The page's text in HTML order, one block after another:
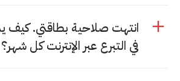
انتهت صلاحية بطاقتي. كيف
في التبرع عبر الإنترنت كل شهر؟